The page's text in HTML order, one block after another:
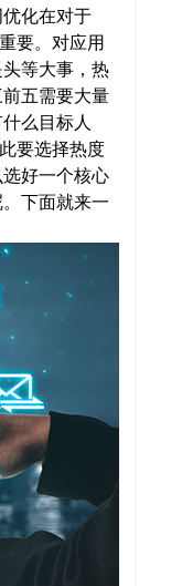
化在对于
要。对应用
等大事，热
五需要大量
么目标人
要选择热度
好一个核心
下面就来一